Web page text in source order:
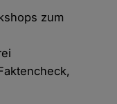
zum